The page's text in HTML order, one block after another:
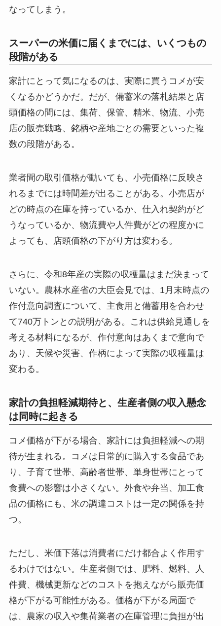
なってしまう。
スーパーの米価に届くまでには、いくつもの
段階がある
家計にとって気になるのは、実際に買うコメが安
くなるかどうかだ。だが、備蓄米の落札結果と店
頭価格の間には、集荷、保管、精米、物流、小売
店の販売戦略、銘柄や産地ごとの需要といった複
数の段階がある。
業者間の取引価格が動いても、小売価格に反映さ
れるまでには時間差が出ることがある。小売店が
どの時点の在庫を持っているか、仕入れ契約がど
うなっているか、物流費や人件費がどの程度かに
よっても、店頭価格の下がり方は変わる。
さらに、令和8年産の実際の収穫量はまだ決まって
いない。農林水産省の大臣会見では、1月末時点の
作付意向調査について、主食用と備蓄用を合わせ
て740万トンとの説明がある。これは供給見通しを
考える材料になるが、作付意向はあくまで意向で
あり、天候や災害、作柄によって実際の収穫量は
変わる。
家計の負担軽減期待と、生産者側の収入懸念
は同時に起きる
コメ価格が下がる場合、家計には負担軽減への期
待が生まれる。コメは日常的に購入する食品であ
り、子育て世帯、高齢者世帯、単身世帯にとって
食費への影響は小さくない。外食や弁当、加工食
品の価格にも、米の調達コストは一定の関係を持
つ。
ただし、米価下落は消費者にだけ都合よく作用す
るわけではない。生産者側では、肥料、燃料、人
件費、機械更新などのコストを抱えながら販売価
格が下がる可能性がある。価格が下がる局面で
は、農家の収入や集荷業者の在庫管理に負担が出